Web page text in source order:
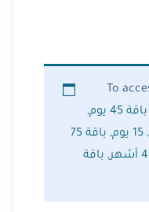
To
باقة 45 يوم
,
, 15 يوم ,
باقة 75
, باقة